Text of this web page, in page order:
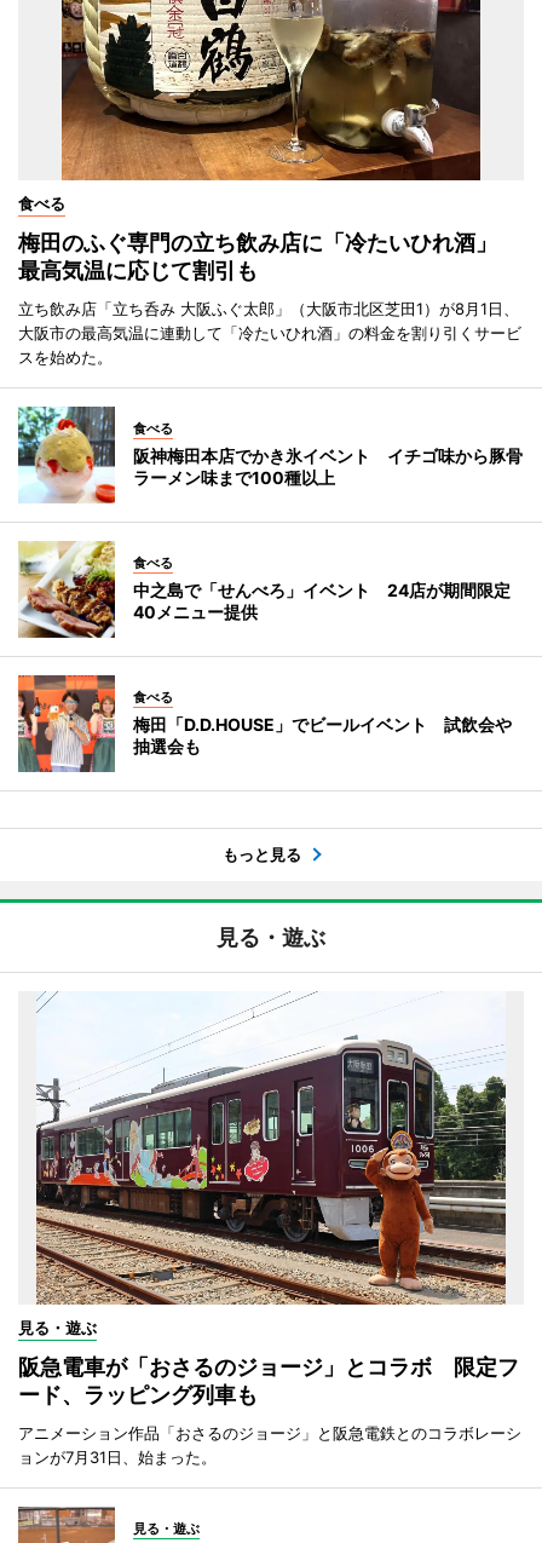
食べる
梅田のふぐ専門の立ち飲み店に「冷たいひれ酒」
最高気温に応じて割引も
立ち飲み店「立ち呑み 大阪ふぐ太郎」（大阪市北区芝田1）が8月1日、
大阪市の最高気温に連動して「冷たいひれ酒」の料金を割り引くサービ
スを始めた。
食べる
阪神梅田本店でかき氷イベント イチゴ味から豚骨
ラーメン味まで100種以上
食べる
中之島で「せんべろ」イベント 24店が期間限定
40メニュー提供
食べる
梅田「D.D.HOUSE」でビールイベント 試飲会や
抽選会も
もっと見る
見る・遊ぶ
見る・遊ぶ
阪急電車が「おさるのジョージ」とコラボ 限定フ
ード、ラッピング列車も
アニメーション作品「おさるのジョージ」と阪急電鉄とのコラボレーシ
ョンが7月31日、始まった。
見る・遊ぶ